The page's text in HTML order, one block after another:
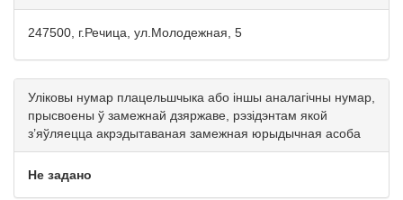
247500, г.Речица, ул.Молодежная, 5
Уліковы нумар плацельшчыка або іншы аналагічны нумар,
прысвоены ў замежнай дзяржаве, рэзідэнтам якой
з’яўляецца акрэдытаваная замежная юрыдычная асоба
Не задано